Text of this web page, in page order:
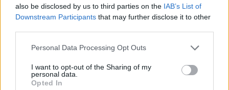
also be disclosed by us to third parties on the IAB’s List of
Downstream Participants that may further disclose it to other
Please note that this website/app uses one or more Google
not limited to your visit or usage behaviour. You may click to
grant or deny consent to Google and its third-party tags to
use your data for below specified purposes in below Google
Personal Data Processing Opt Outs
I want to opt-out of the Sharing of my
personal data.
Opted In